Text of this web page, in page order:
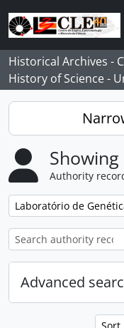
Skip to main content
Historical Archives -
History of Science -
Authority
Remove filter:
Laboratório de
Advanced